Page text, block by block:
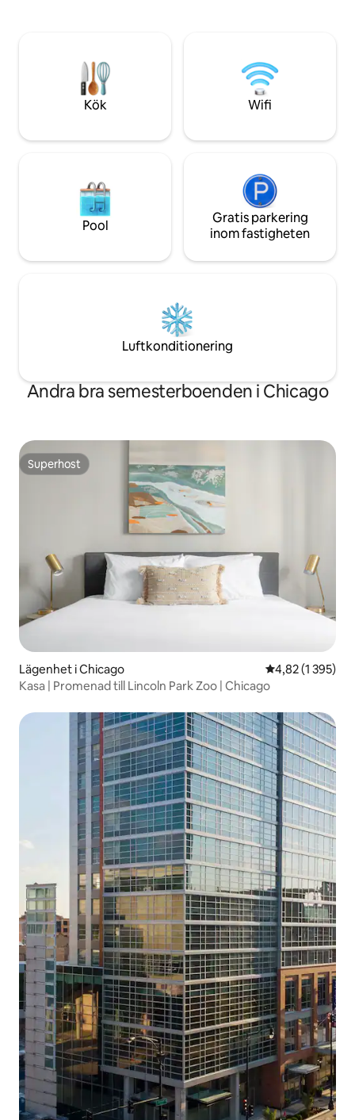
självincheckning kl. 16:00, gästsupport
dygnet runt via sms eller telefon och en
virtuell reception som nås via mobil
minuter från
i Jackson Park,
Industry och sjön
Kök Wifi
Pool
Gratis parkering
inom fastigheten
Luftkonditionering
Andra bra semesterboenden i Chicago
Superhost
Superhost
Lägenhet i Chicago 4,82 av 5 i
4,82 (1 395)
Kasa | Promenad till Lincoln Park Zoo | Chicago